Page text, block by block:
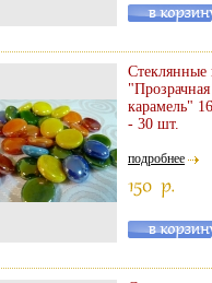
Стеклянные
"Прозрачная
карамель"
- 30 шт.
подробнее